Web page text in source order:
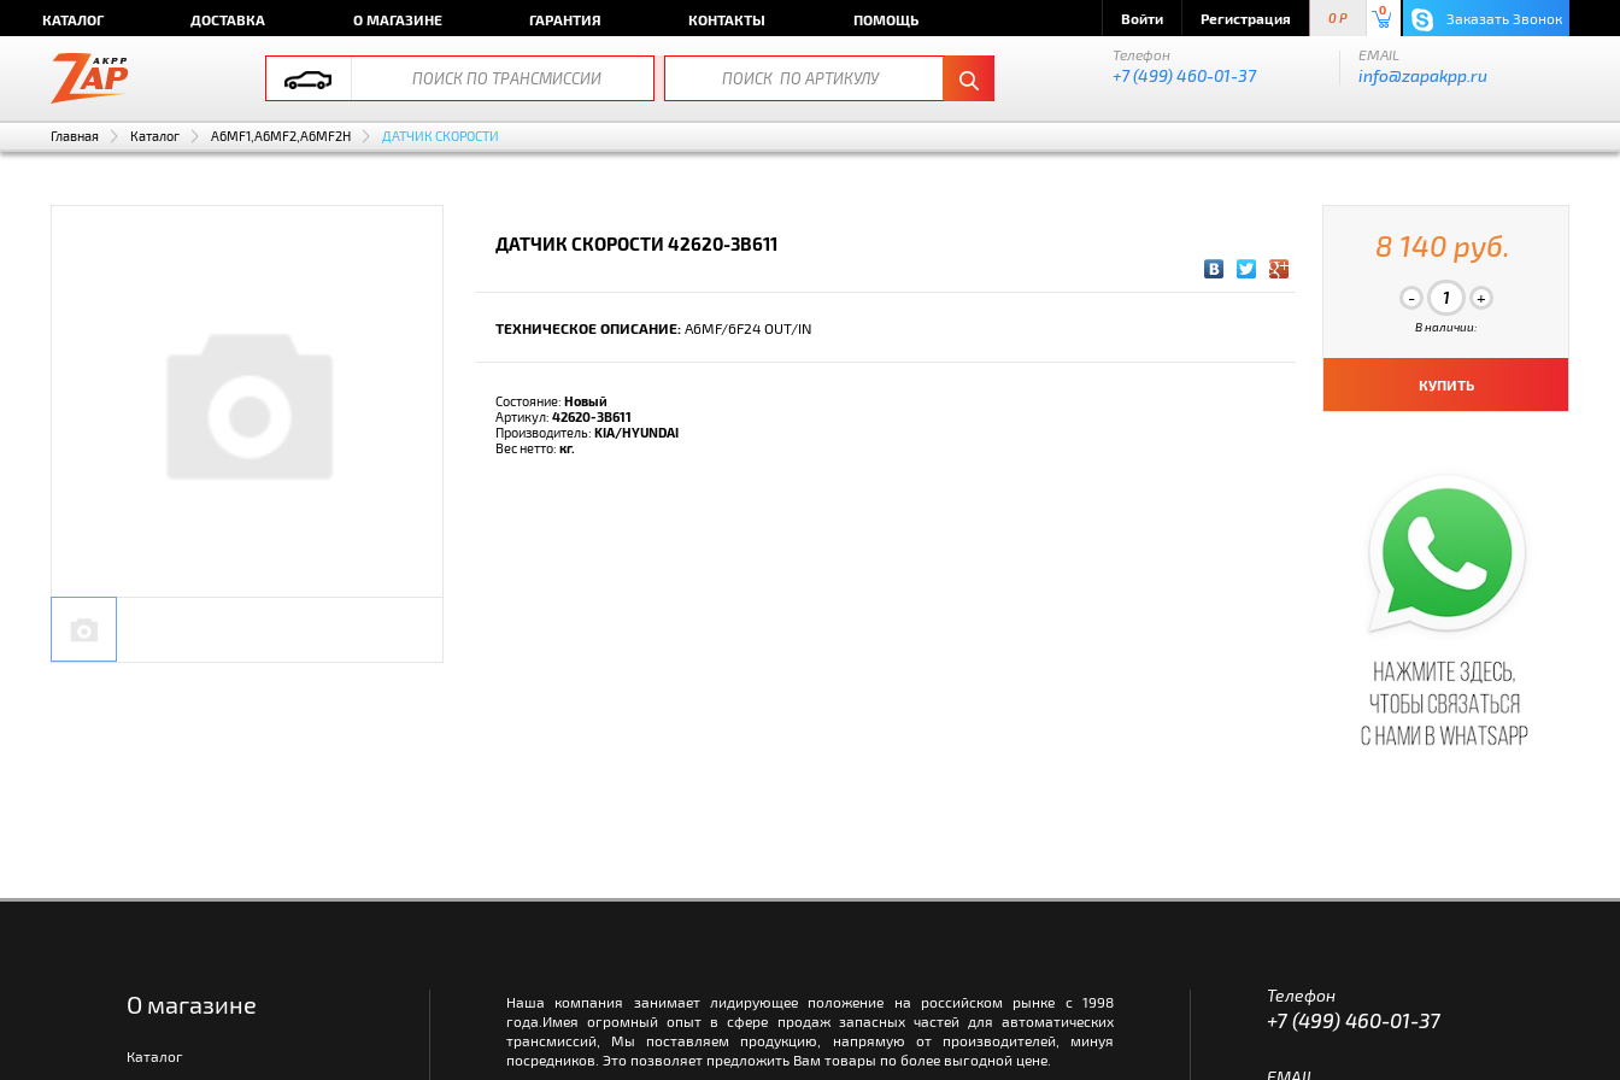
КАТАЛОГ ДОСТАВКА О МАГАЗИНЕ ГАРАНТИЯ КОНТАКТЫ ПОМОЩЬ Войти Регистрация 0 P
0 Заказать Звонок
Телефон
+7 (499) 460-01-37
EMAIL
info@zapakpp.ru
Главная Каталог A6MF1,A6MF2,A6MF2H ДАТЧИК СКОРОСТИ
ДАТЧИК СКОРОСТИ 42620-3B611
ТЕХНИЧЕСКОЕ ОПИСАНИЕ: A6MF/6F24 OUT/IN
Состояние: Новый
Артикул: 42620-3B611
Производитель: KIA/HYUNDAI
Вес нетто: кг.
8 140 руб.
В наличии:
КУПИТЬ
О магазине
Каталог
Наша компания занимает лидирующее положение на российском рынке с 1998
года.Имея огромный опыт в сфере продаж запасных частей для автоматических
трансмиссий, Мы поставляем продукцию, напрямую от производителей, минуя
посредников. Это позволяет предложить Вам товары по более выгодной цене.
Телефон
+7 (499) 460-01-37